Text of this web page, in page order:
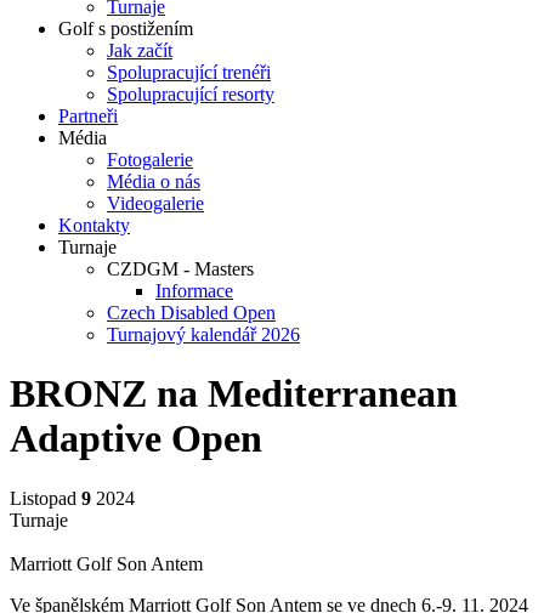
Turnaje
Golf s postižením
Jak začít
Spolupracující trenéři
Spolupracující resorty
Partneři
Média
Fotogalerie
Média o nás
Videogalerie
Kontakty
Turnaje
CZDGM - Masters
Informace
Czech Disabled Open
Turnajový kalendář 2026
BRONZ na Mediterranean
Adaptive Open
Listopad 9 2024
Turnaje
Marriott Golf Son Antem
Ve španělském Marriott Golf Son Antem se ve dnech 6.-9. 11. 2024